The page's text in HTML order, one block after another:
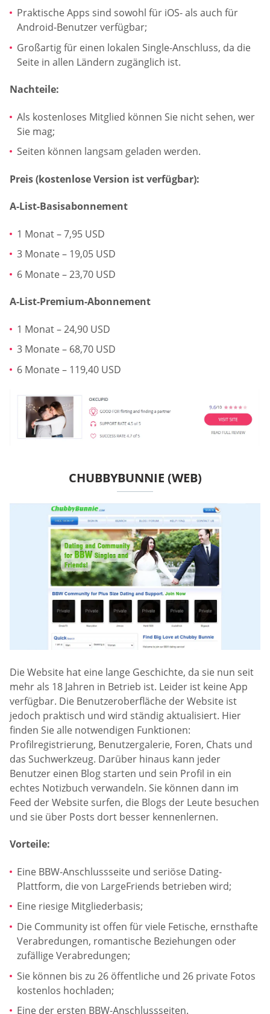
Praktische Apps sind sowohl für iOS- als auch für
Android-Benutzer verfügbar;
Großartig für einen lokalen Single-Anschluss, da die
Seite in allen Ländern zugänglich ist.
Nachteile:
Als kostenloses Mitglied können Sie nicht sehen, wer
Sie mag;
Seiten können langsam geladen werden.
Preis (kostenlose Version ist verfügbar):
A-List-Basisabonnement
1 Monat – 7,95 USD
3 Monate – 19,05 USD
6 Monate – 23,70 USD
A-List-Premium-Abonnement
1 Monat – 24,90 USD
3 Monate – 68,70 USD
6 Monate – 119,40 USD
CHUBBYBUNNIE (WEB)
Die Website hat eine lange Geschichte, da sie nun seit
mehr als 18 Jahren in Betrieb ist. Leider ist keine App
verfügbar. Die Benutzeroberfläche der Website ist
jedoch praktisch und wird ständig aktualisiert. Hier
finden Sie alle notwendigen Funktionen:
Profilregistrierung, Benutzergalerie, Foren, Chats und
das Suchwerkzeug. Darüber hinaus kann jeder
Benutzer einen Blog starten und sein Profil in ein
echtes Notizbuch verwandeln. Sie können dann im
Feed der Website surfen, die Blogs der Leute besuchen
und sie über Posts dort besser kennenlernen.
Vorteile:
Eine BBW-Anschlussseite und seriöse Dating-
Plattform, die von LargeFriends betrieben wird;
Eine riesige Mitgliederbasis;
Die Community ist offen für viele Fetische, ernsthafte
Verabredungen, romantische Beziehungen oder
zufällige Verabredungen;
Sie können bis zu 26 öffentliche und 26 private Fotos
kostenlos hochladen;
Eine der ersten BBW-Anschlussseiten.